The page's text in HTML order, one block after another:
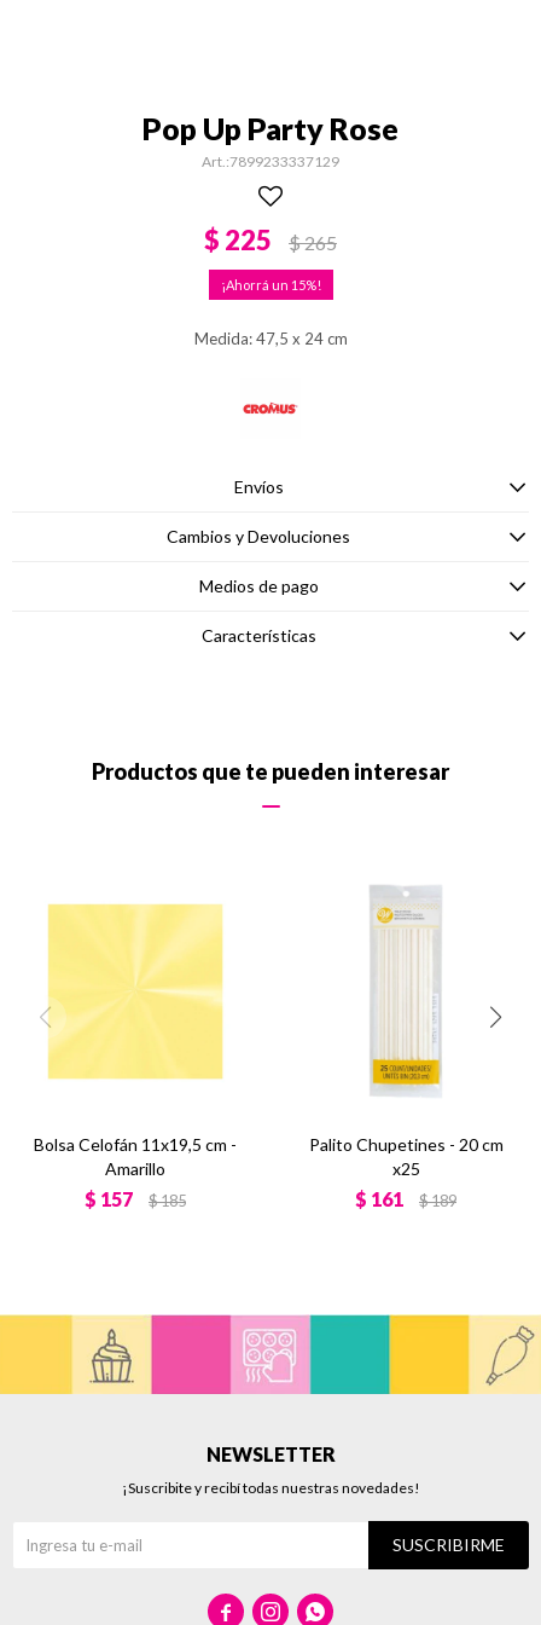
Pop Up Party Rose
7899233337129
$ 225 $265
15
Medida: 47,5 x 24 cm
Envíos
Cambios y Devoluciones
Medios de pago
Características
Productos que te pueden interesar
Bolsa Celofán 11x19,5 cm -
Amarillo
$ 157 $185
Palito Chupetines - 20 cm
x25
$ 161 $189
NEWSLETTER
¡Suscribite y recibí todas nuestras novedades!
SUSCRIBIRME
  